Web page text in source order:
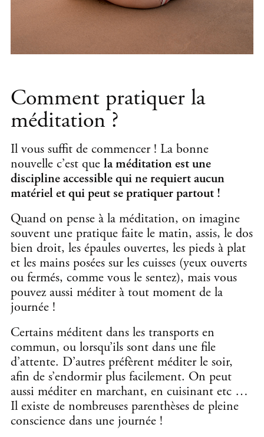
Comment pratiquer la
méditation ?
Il vous suffit de commencer ! La bonne
nouvelle c’est que la méditation est une
discipline accessible qui ne requiert aucun
matériel et qui peut se pratiquer partout !
Quand on pense à la méditation, on imagine
souvent une pratique faite le matin, assis, le dos
bien droit, les épaules ouvertes, les pieds à plat
et les mains posées sur les cuisses (yeux ouverts
ou fermés, comme vous le sentez), mais vous
pouvez aussi méditer à tout moment de la
journée !
Certains méditent dans les transports en
commun, ou lorsqu’ils sont dans une file
d’attente. D’autres préfèrent méditer le soir,
afin de s’endormir plus facilement. On peut
aussi méditer en marchant, en cuisinant etc …
Il existe de nombreuses parenthèses de pleine
conscience dans une journée !